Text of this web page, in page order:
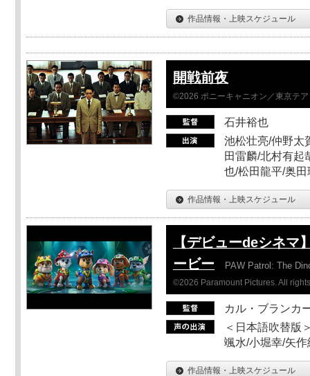
作品情報・上映スケジュール
開戦前夜
©2026 ポニーキャニオン／東京テ
石井裕也
池松壮亮/仲野太
田雷麟/北村有起
也/松田龍平/奥
作品情報・上映スケジュール
【デビューdeシネマ
ービー
PAW Patrol: The
©2026 Paramount Pictures. All
カル・ブランカ
＜日本語吹替版
颯水/小堀幸/矢作
作品情報・上映スケジュール